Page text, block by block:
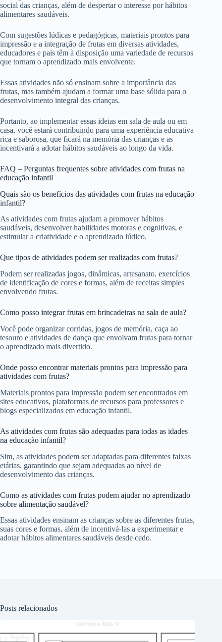
social das crianças, além de despertar o interesse por hábitos
alimentares saudáveis.
Com sugestões lúdicas e pedagógicas, materiais prontos para
impressão e a integração de frutas em diversas atividades,
educadores e pais têm à disposição uma variedade de recursos
que tornam o aprendizado mais envolvente.
Essas atividades não só ensinam sobre a importância das
frutas, mas também ajudam a formar uma base sólida para o
desenvolvimento integral das crianças.
Portanto, ao implementar essas ideias em sala de aula ou em
casa, você estará contribuindo para uma experiência educativa
rica e saborosa, que ficará na memória das crianças e as
incentivará a adotar hábitos saudáveis ao longo da vida.
FAQ – Perguntas frequentes sobre atividades com frutas na
educação infantil
Quais são os benefícios das atividades com frutas na educação
infantil?
As atividades com frutas ajudam a promover hábitos
saudáveis, desenvolver habilidades motoras e cognitivas, e
estimular a criatividade e o aprendizado lúdico.
Que tipos de atividades podem ser realizadas com frutas?
Podem ser realizadas jogos, dinâmicas, artesanato, exercícios
de identificação de cores e formas, além de receitas simples
envolvendo frutas.
Como posso integrar frutas em brincadeiras na sala de aula?
Você pode organizar corridas, jogos de memória, caça ao
tesouro e atividades de dança que envolvam frutas para tornar
o aprendizado mais divertido.
Onde posso encontrar materiais prontos para impressão para
atividades com frutas?
Materiais prontos para impressão podem ser encontrados em
sites educativos, plataformas de recursos para professores e
blogs especializados em educação infantil.
As atividades com frutas são adequadas para todas as idades
na educação infantil?
Sim, as atividades podem ser adaptadas para diferentes faixas
etárias, garantindo que sejam adequadas ao nível de
desenvolvimento das crianças.
Como as atividades com frutas podem ajudar no aprendizado
sobre alimentação saudável?
Essas atividades ensinam as crianças sobre as diferentes frutas,
suas cores e formas, além de incentivá-las a experimentar e
adotar hábitos alimentares saudáveis desde cedo.
Posts relacionados